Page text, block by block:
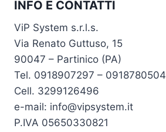
INFO E CONTATTI
ViP System s.r.l.s.
Via Renato Guttuso, 15
90047 – Partinico (PA)
Tel. 0918907297 – 0918780504
Cell. 3299126496
e-mail: info@vipsystem.it
P.IVA 05650330821